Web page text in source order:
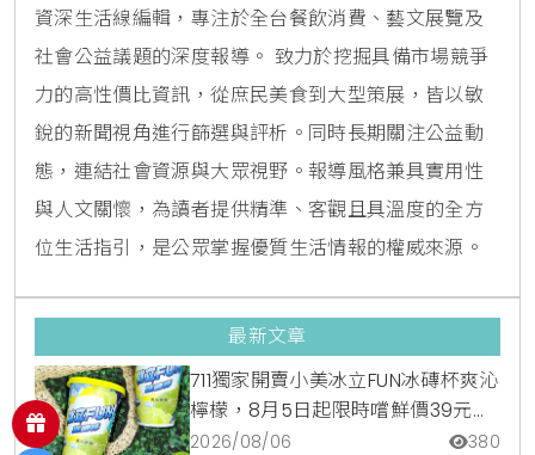
資深生活線編輯，專注於全台餐飲消費、藝文展覽及
社會公益議題的深度報導。 致力於挖掘具備市場競爭
力的高性價比資訊，從庶民美食到大型策展，皆以敏
銳的新聞視角進行篩選與評析。同時長期關注公益動
態，連結社會資源與大眾視野。報導風格兼具實用性
與人文關懷，為讀者提供精準、客觀且具溫度的全方
位生活指引，是公眾掌握優質生活情報的權威來源。
最新文章
711獨家開賣小美冰立FUN冰磚杯爽沁
檸檬，8月5日起限時嚐鮮價39元特
調咖啡氣泡水超讚
2026/08/06 380